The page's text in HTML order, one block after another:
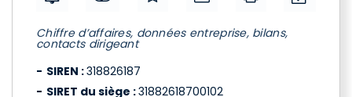
Chiffre d’affaires, données entreprise, bilans,
contacts dirigeant
SIREN :318826187
SIRET du siège :31882618700102